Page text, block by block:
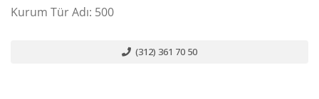
Kurum Tür Adı: 500
(312) 361 70 50